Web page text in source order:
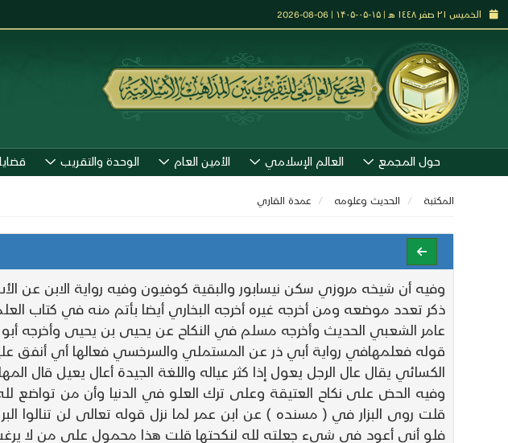
الخميس ٢١ صفر ١٤٤٨ هـ | ۱۵-۰۵-۱۴۰۵ | 06-08-2026
حول المجمع العالم الإسلامي الأمين العام الوحدة والتقريب
المكتبة الحديث وعلومه عمدة القاري
وفيه أن شيخه مروزي سكن نيسابور والبقية كوفيون وفيه رواية الابن عن
ذكر تعدد موضعه ومن أخرجه غيره أخرجه البخاري أيضا بأتم منه في كتاب
عامر الشعبي الحديث وأخرجه مسلم في النكاح عن يحيى بن يحيى وأخرجه
قوله فعلمهافي رواية أبي ذر عن المستملي والسرخسي فعالها أي أنفق
الكسائي يقال عال الرجل يعول إذا كثر عياله واللغة الجيدة أعال يعيل قال
وفيه الحض على نكاح العتيقة وعلى ترك العلو في الدنيا وأن من تواضع
فلو أني أعود في شيء جعلته لله لنكحتها قلت هذا محمول على من لا يرغب